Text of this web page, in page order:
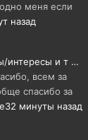
меня если
назад
интересы и т …
всем за
спасибо за
32 минуты назад